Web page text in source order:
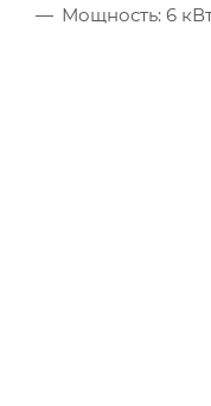
Мощность: 6